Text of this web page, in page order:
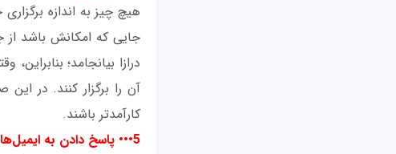
هیچ چیز به اندازه
جایی که امکانش باشد از
درازا بیانجامد؛
آن را برگزار کنند. در
کارآمدتر باشند.
5••• پاسخ دادن به ایمیل‌ها به‌محض دریافت آن‌ها